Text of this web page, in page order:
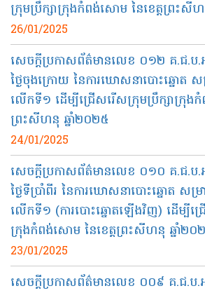
ក្រុមប្រឹក្សាក្រុងកំពង់សោម នៃខេត្តព្រះសី
26/01/2025
សេចក្តីប្រកាសព័ត៌មានលេខ ០១២ គ.ជ.ប.អ
ថ្ងៃចុងក្រោយ នៃការឃោសនាបោះឆ្នោត ស
លើកទី១ ដើម្បីជ្រើសរើសក្រុមប្រឹក្សាក្រុង
ព្រះសីហនុ ឆ្នាំ២០២៥
24/01/2025
សេចក្តីប្រកាសព័ត៌មានលេខ ០១០ គ.ជ.ប.អ
ថ្ងៃទីប្រាំពីរ នៃការឃោសនាបោះឆ្នោត សម្រ
លើកទី១ (ការបោះឆ្នោតឡើងវិញ) ដើម្បីជ្រ
ក្រុងកំពង់សោម នៃខេត្តព្រះសីហនុ ឆ្នាំ២០
23/01/2025
សេចក្តីប្រកាសព័ត៌មានលេខ ០០៩ គ.ជ.ប.អ